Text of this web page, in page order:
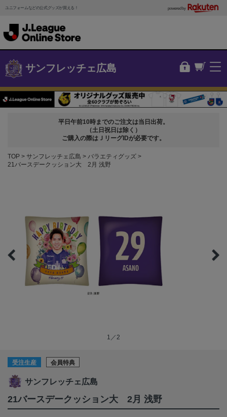
ユニフォームなどの公式グッズが買える！ powered by
サンフレッチェ広島
平日午前10時までのご注文は当日出荷。
（土日祝日は除く）
ご購入の際はＪリーグIDが必要です。
TOP サンフレッチェ広島
バラエティグッズ
21バースデークッション大 2月 浅野
1／2
受注生産 会員特典
サンフレッチェ広島
21バースデークッション大 2月 浅野